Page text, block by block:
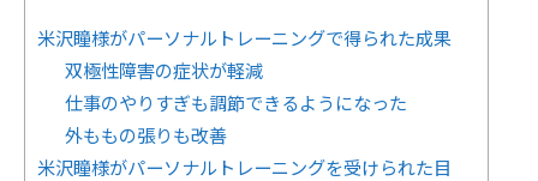
米沢瞳様がパーソナルトレーニングで得られた成果
双極性障害の症状が軽減
仕事のやりすぎも調節できるようになった
外ももの張りも改善
米沢瞳様がパーソナルトレーニングを受けられた目